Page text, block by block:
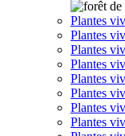
Plantes
Plantes
Plantes
Plantes
Plantes
Plantes
Plantes
Plantes